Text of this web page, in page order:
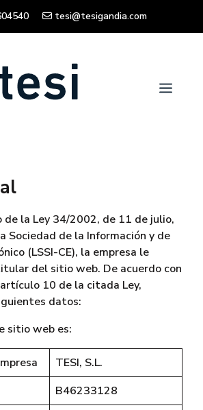
tesi@tesigandia.com
Menú
de la Ley 34/2002, de 11 de julio,
Sociedad de la Información y de
(LSSI-CE), la empresa le
del sitio web. De acuerdo con
10 de la citada Ley,
datos:
sitio web es:
TESI, S.L.
B46233128